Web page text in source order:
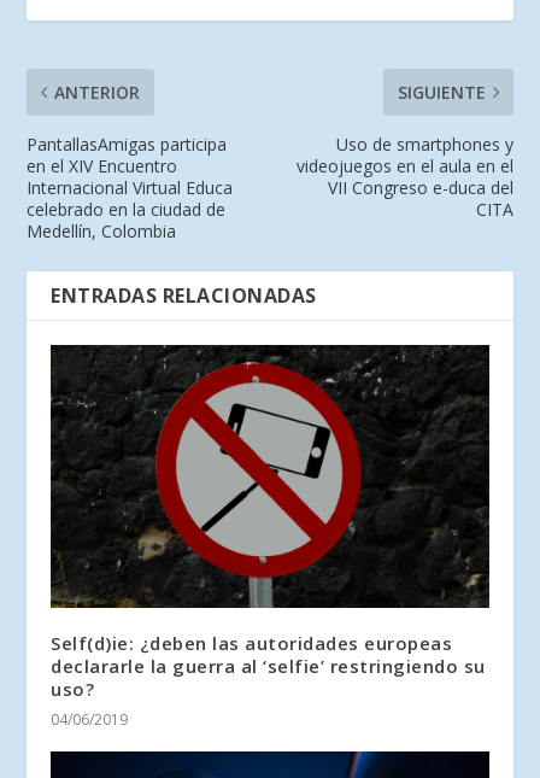
ANTERIOR
PantallasAmigas participa
en el XIV Encuentro
Internacional Virtual Educa
celebrado en la ciudad de
Medellín, Colombia
SIGUIENTE
Uso de smartphones y
videojuegos en el aula en el
VII Congreso e-duca del
CITA
ENTRADAS RELACIONADAS
Self(d)ie: ¿deben las autoridades europeas
declararle la guerra al ‘selfie’ restringiendo su
uso?
04/06/2019